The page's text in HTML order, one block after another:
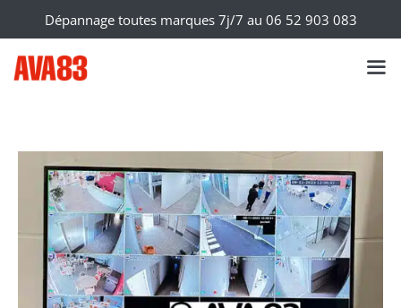
Dépannage toutes marques 7j/7 au 06 52 903 083